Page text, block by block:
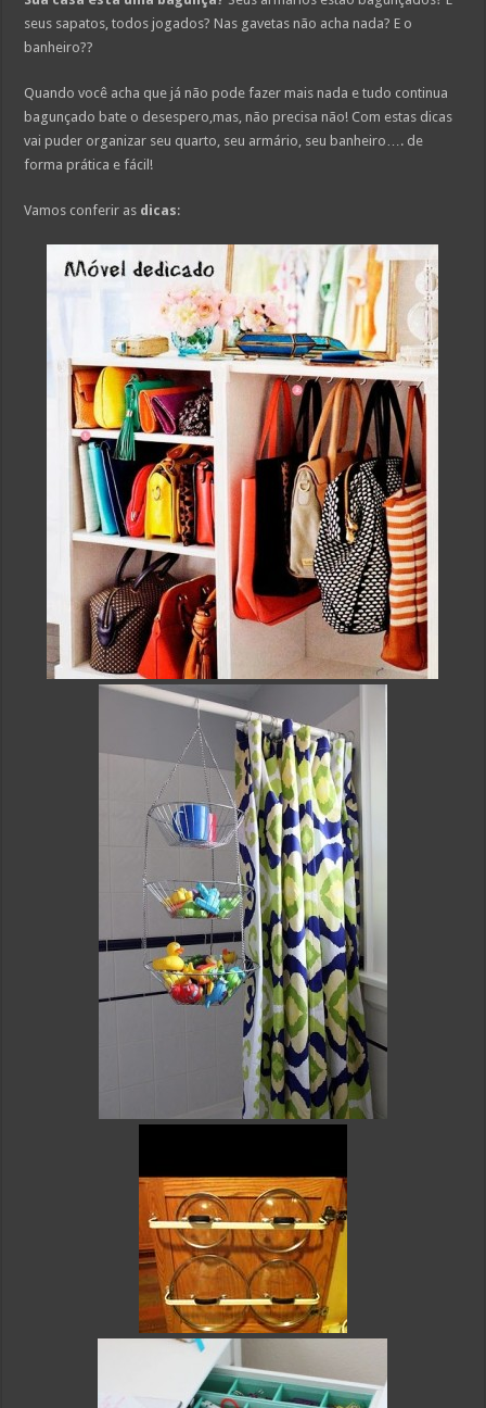
seus sapatos, todos jogados? Nas gavetas não acha nada? E o
banheiro??
Quando você acha que já não pode fazer mais nada e tudo continua
bagunçado bate o desespero,mas, não precisa não! Com estas dicas
vai puder organizar seu quarto, seu armário, seu banheiro…. de
forma prática e fácil!
Vamos conferir as dicas: